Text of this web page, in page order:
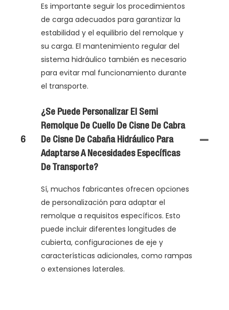
Es importante seguir los procedimientos
de carga adecuados para garantizar la
estabilidad y el equilibrio del remolque y
su carga. El mantenimiento regular del
sistema hidráulico también es necesario
para evitar mal funcionamiento durante
el transporte.
6
¿Se Puede Personalizar El Semi
Remolque De Cuello De Cisne De Cabra
De Cisne De Cabaña Hidráulico Para
Adaptarse A Necesidades Específicas
De Transporte?
Sí, muchos fabricantes ofrecen opciones
de personalización para adaptar el
remolque a requisitos específicos. Esto
puede incluir diferentes longitudes de
cubierta, configuraciones de eje y
características adicionales, como rampas
o extensiones laterales.